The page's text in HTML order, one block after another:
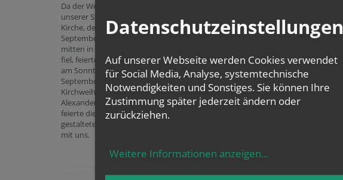
Da der Weihetag
unserer St. Hemma-
Kirche, der 25.
September, heuer
mitten in die Woche
fiel, feierten wir bereits
am Sonntag, den 22.
September unser
Kirchweihfest. BV Dr.
Alexander Wessely
feierte die rhythmisch
gestaltete Festmesse
mit uns.
Datenschutzeinstellungen
Auf unserer Webseite werden Cookies verwendet
für Social Media, Analyse, systemtechnische
Notwendigkeiten und Sonstiges. Sie können Ihre
Zustimmung später jederzeit ändern oder
zurückziehen.
Weitere Informationen anzeigen...